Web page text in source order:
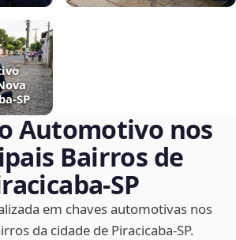
Automotivo nos
Bairros de
em chaves automotivas nos
da cidade de Piracicaba‑SP.